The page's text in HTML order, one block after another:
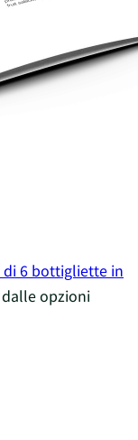
di 6 bottigliette in
opzioni